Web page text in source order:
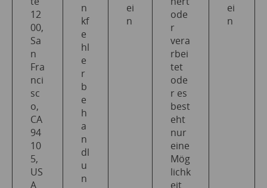
12
00,
Sa
n
Fra
nci
sc
o,
CA
94
10
5,
US
A
n
kf
e
hl
e
r
b
e
h
a
n
dl
u
n
ei
n
ode
r
vera
rbei
tet
ode
r es
best
eht
nur
eine
Mög
lichk
eit
ei
n